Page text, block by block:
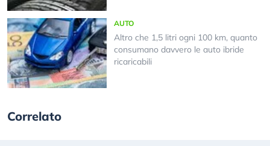
AUTO
Altro che 1,5 litri ogni 100 km, quanto
consumano davvero le auto ibride
ricaricabili
Correlato